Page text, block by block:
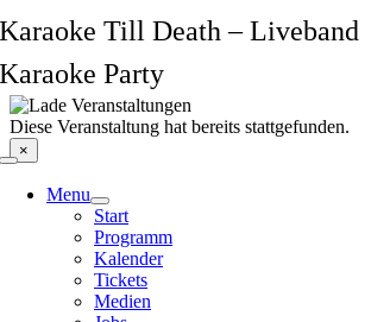
Zum
Inhalt
springen
Menu
Start
Programm
Kalender
Tickets
Medien
Karaoke Till Death – Liveband
Karaoke Party
Diese Veranstaltung hat bereits stattgefunden.
×